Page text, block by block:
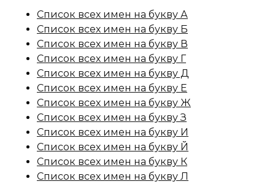
Список всех имен на букву А
Список всех имен на букву Б
Список всех имен на букву В
Список всех имен на букву Г
Список всех имен на букву Д
Список всех имен на букву Е
Список всех имен на букву Ж
Список всех имен на букву З
Список всех имен на букву И
Список всех имен на букву Й
Список всех имен на букву К
Список всех имен на букву Л